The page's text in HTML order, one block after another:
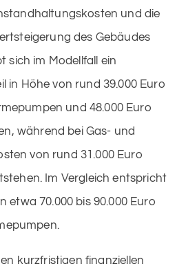
und die
des Gebäudes
sich im Modellfall ein
in Höhe von rund 39.000 Euro
und 48.000 Euro
während bei Gas- und
von rund 31.000 Euro
Im Vergleich entspricht
etwa 70.000 bis 90.000 Euro
kurzfristigen finanziellen